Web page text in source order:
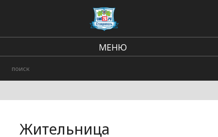
МЕНЮ
Городские события
Жительница